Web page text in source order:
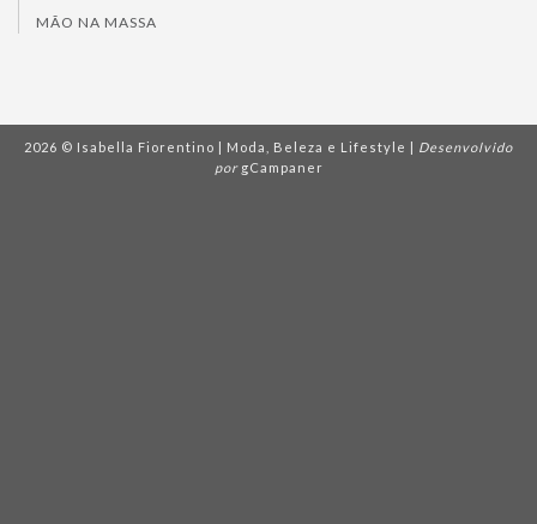
MÃO NA MASSA
2026 © Isabella Fiorentino | Moda, Beleza e Lifestyle | Desenvolvido
por gCampaner